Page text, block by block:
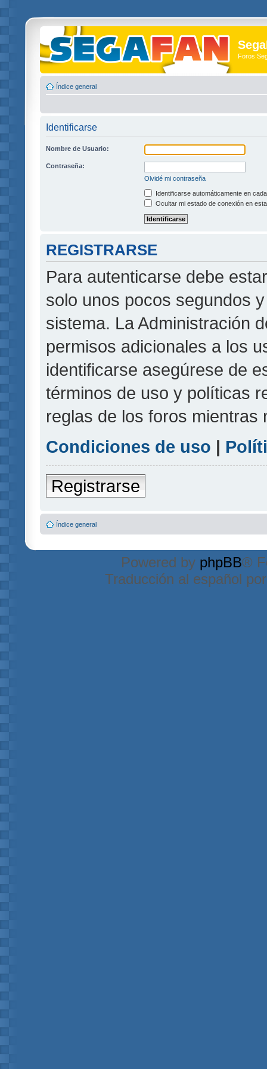
Foros
Índice general
Identificarse
Nombre de Usuario:
Contraseña:
Olvidé mi contraseña
Identificarse automáticamente en
Ocultar mi estado de conexión en
REGISTRARSE
Para autenticarse debe
solo unos pocos segundos
sistema. La Administración
permisos adicionales a los
identificarse asegúrese de
términos de uso y políticas
reglas de los foros mientras
Condiciones de uso |
Registrarse
Índice general
Powered by phpBB®
Traducción al español